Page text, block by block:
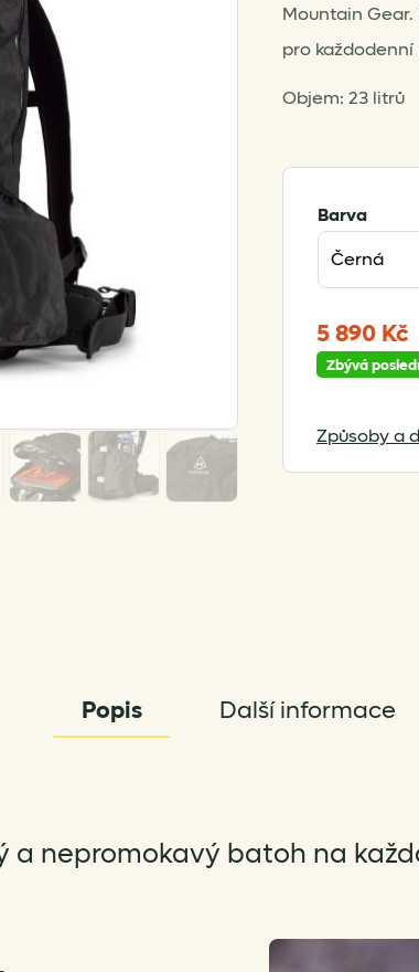
Mountain
pro
Barva
5 890 Kč
Zbývá
Způsoby a
Objem: 23 litrů
Popis Další informace
a nepromokavý batoh na